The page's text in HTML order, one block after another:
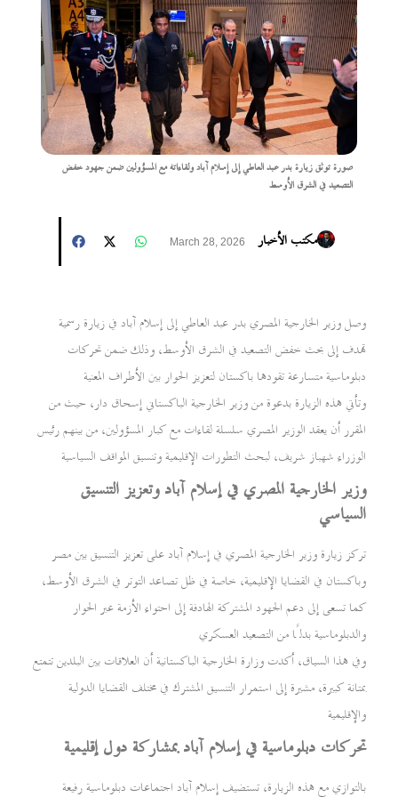
صورة توثق زيارة بدر عبد العاطي إلى إسلام آباد ولقاءاته مع المسؤولين ضمن جهود خفض
التصعيد في الشرق الأوسط
مكتب الأخبار March 28, 2026
وصل وزير الخارجية المصري بدر عبد العاطي إلى إسلام آباد في زيارة رسمية
تهدف إلى بحث خفض التصعيد في الشرق الأوسط، وذلك ضمن تحركات
دبلوماسية متسارعة تقودها باكستان لتعزيز الحوار بين الأطراف المعنية
وتأتي هذه الزيارة بدعوة من وزير الخارجية الباكستاني إسحاق دار، حيث من
المقرر أن يعقد الوزير المصري سلسلة لقاءات مع كبار المسؤولين، من بينهم رئيس
الوزراء شهباز شريف، لبحث التطورات الإقليمية وتنسيق المواقف السياسية
وزير الخارجية المصري في إسلام آباد وتعزيز التنسيق
السياسي
تركز زيارة وزير الخارجية المصري في إسلام آباد على تعزيز التنسيق بين مصر
وباكستان في القضايا الإقليمية، خاصة في ظل تصاعد التوتر في الشرق الأوسط،
كما تسعى إلى دعم الجهود المشتركة الهادفة إلى احتواء الأزمة عبر الحوار
والدبلوماسية بدلًا من التصعيد العسكري
وفي هذا السياق، أكدت وزارة الخارجية الباكستانية أن العلاقات بين البلدين تتمتع
بمتانة كبيرة، مشيرة إلى استمرار التنسيق المشترك في مختلف القضايا الدولية
والإقليمية
تحركات دبلوماسية في إسلام آباد بمشاركة دول إقليمية
بالتوازي مع هذه الزيارة، تستضيف إسلام آباد اجتماعات دبلوماسية رفيعة